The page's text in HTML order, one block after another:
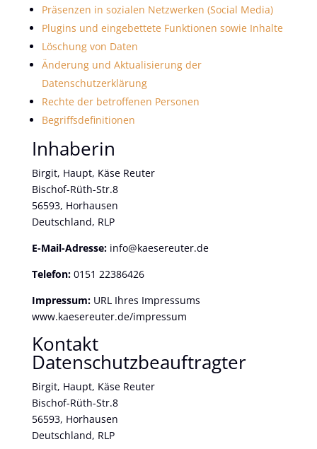
Präsenzen in sozialen Netzwerken (Social Media)
Plugins und eingebettete Funktionen sowie Inhalte
Löschung von Daten
Änderung und Aktualisierung der
Datenschutzerklärung
Rechte der betroffenen Personen
Begriffsdefinitionen
Inhaberin
Birgit, Haupt, Käse Reuter
Bischof-Rüth-Str.8
56593, Horhausen
Deutschland, RLP
E-Mail-Adresse:info@kaesereuter.de
Telefon:0151 22386426
Impressum:URL Ihres Impressums
www.kaesereuter.de/impressum
Kontakt
Datenschutzbeauftragter
Birgit, Haupt, Käse Reuter
Bischof-Rüth-Str.8
56593, Horhausen
Deutschland, RLP